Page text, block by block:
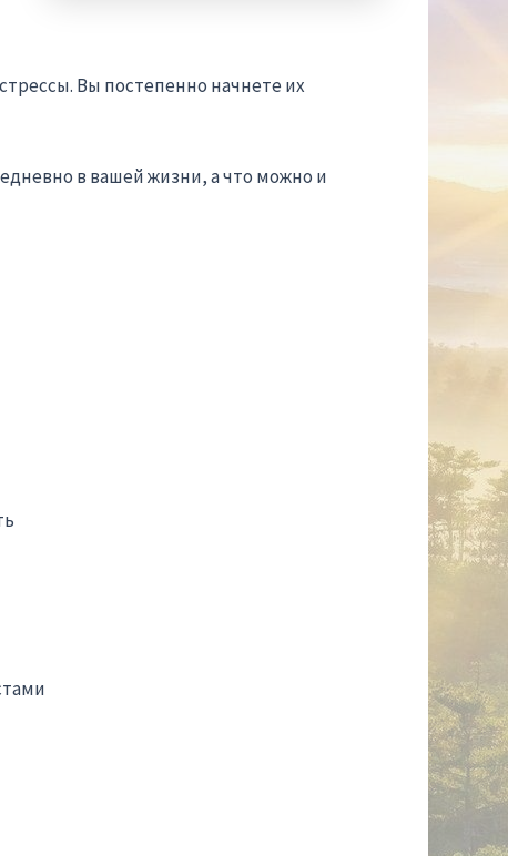
Вы постепенно начнете их
в вашей жизни, а что можно и